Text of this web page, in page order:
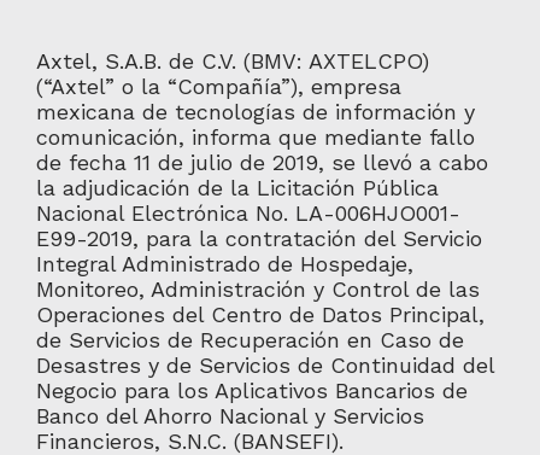
Axtel, S.A.B. de C.V. (BMV: AXTELCPO)
(“Axtel” o la “Compañía”), empresa
mexicana de tecnologías de información y
comunicación, informa que mediante fallo
de fecha 11 de julio de 2019, se llevó a cabo
la adjudicación de la Licitación Pública
Nacional Electrónica No. LA-006HJO001-
E99-2019, para la contratación del Servicio
Integral Administrado de Hospedaje,
Monitoreo, Administración y Control de las
Operaciones del Centro de Datos Principal,
de Servicios de Recuperación en Caso de
Desastres y de Servicios de Continuidad del
Negocio para los Aplicativos Bancarios de
Banco del Ahorro Nacional y Servicios
Financieros, S.N.C. (BANSEFI).